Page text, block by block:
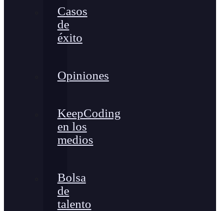
Casos
de
éxito
Opiniones
KeepCoding
en los
medios
Bolsa
de
talento